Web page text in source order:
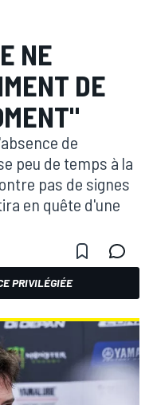
NE
DE
de
peu de temps à la
pas de signes
en quête d'une
PRIVILÉGIÉE